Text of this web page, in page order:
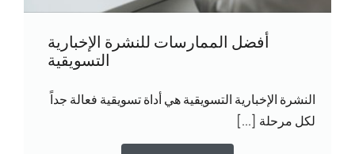
أفضل الممارسات للنشرة الإخبارية
التسويقية
النشرة الإخبارية التسويقية هي أداة تسويقية فعالة جداً
لكل مرحلة [...]